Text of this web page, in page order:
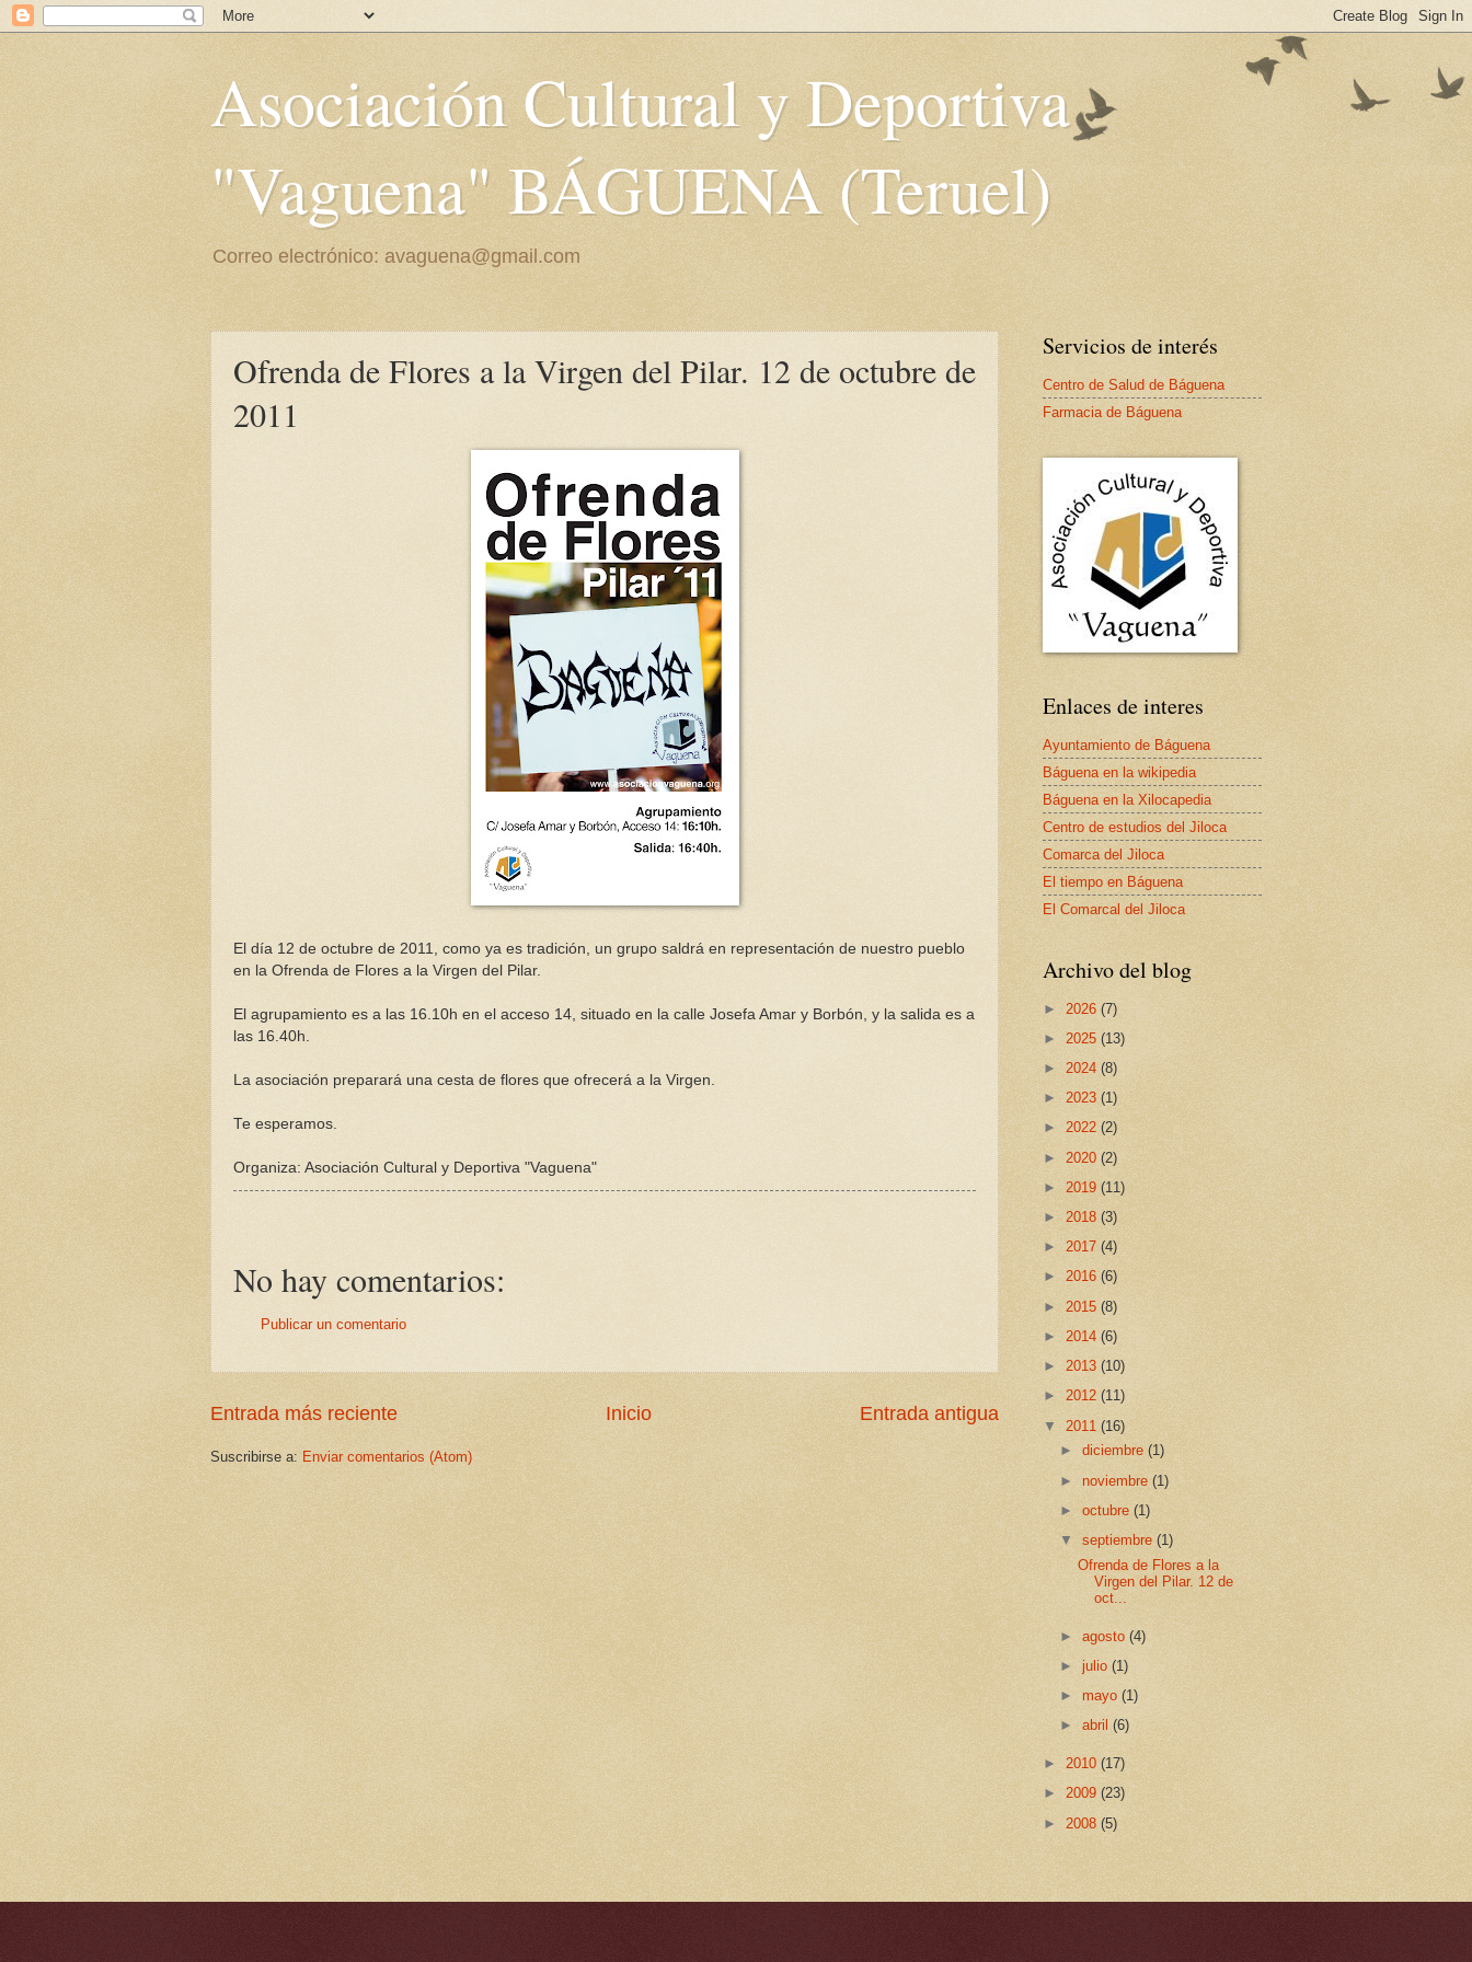
Asociación Cultural y Deportiva
"Vaguena" BÁGUENA (Teruel)
Correo electrónico: avaguena@gmail.com
Ofrenda de Flores a la Virgen del Pilar. 12 de octubre de
2011
El día 12 de octubre de 2011, como ya es tradición, un grupo saldrá en representación de nuestro pueblo
en la Ofrenda de Flores a la Virgen del Pilar.
El agrupamiento es a las 16.10h en el acceso 14, situado en la calle Josefa Amar y Borbón, y la salida es a
las 16.40h.
La asociación preparará una cesta de flores que ofrecerá a la Virgen.
Te esperamos.
Organiza: Asociación Cultural y Deportiva "Vaguena"
No hay comentarios:
Publicar un comentario
Entrada más reciente Entrada antigua
Inicio
Suscribirse a: Enviar comentarios (Atom)
Servicios de interés
Centro de Salud de Báguena
Farmacia de Báguena
Enlaces de interes
Ayuntamiento de Báguena
Báguena en la wikipedia
Báguena en la Xilocapedia
Centro de estudios del Jiloca
Comarca del Jiloca
El tiempo en Báguena
El Comarcal del Jiloca
Archivo del blog
► 2026 (7)
► 2025 (13)
► 2024 (8)
► 2023 (1)
► 2022 (2)
► 2020 (2)
► 2019 (11)
► 2018 (3)
► 2017 (4)
► 2016 (6)
► 2015 (8)
► 2014 (6)
► 2013 (10)
► 2012 (11)
▼ 2011 (16)
►diciembre(1)
► noviembre(1)
►octubre(1)
▼septiembre(1)
Ofrenda de Flores a la
Virgen del Pilar. 12 de
oct...
►agosto(4)
►julio(1)
►mayo(1)
►abril(6)
► 2010 (17)
► 2009 (23)
► 2008 (5)